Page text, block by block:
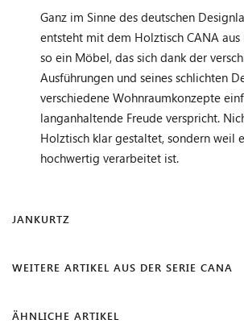
Ganz im Sinne des deutschen
entsteht mit dem Holztisch CANA aus
so ein Möbel, das sich dank der
Ausführungen und seines schlichten
verschiedene Wohnraumkonzepte
langanhaltende Freude verspricht.
Holztisch klar gestaltet, sondern weil
hochwertig verarbeitet ist.
JANKURTZ
WEITERE ARTIKEL AUS DER SERIE CANA
ÄHNLICHE ARTIKEL